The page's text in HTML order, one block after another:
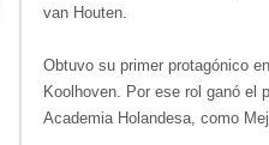
van Houten.​
Obtuvo su primer protagónico
Koolhoven. Por ese rol ganó el
Academia Holandesa, como